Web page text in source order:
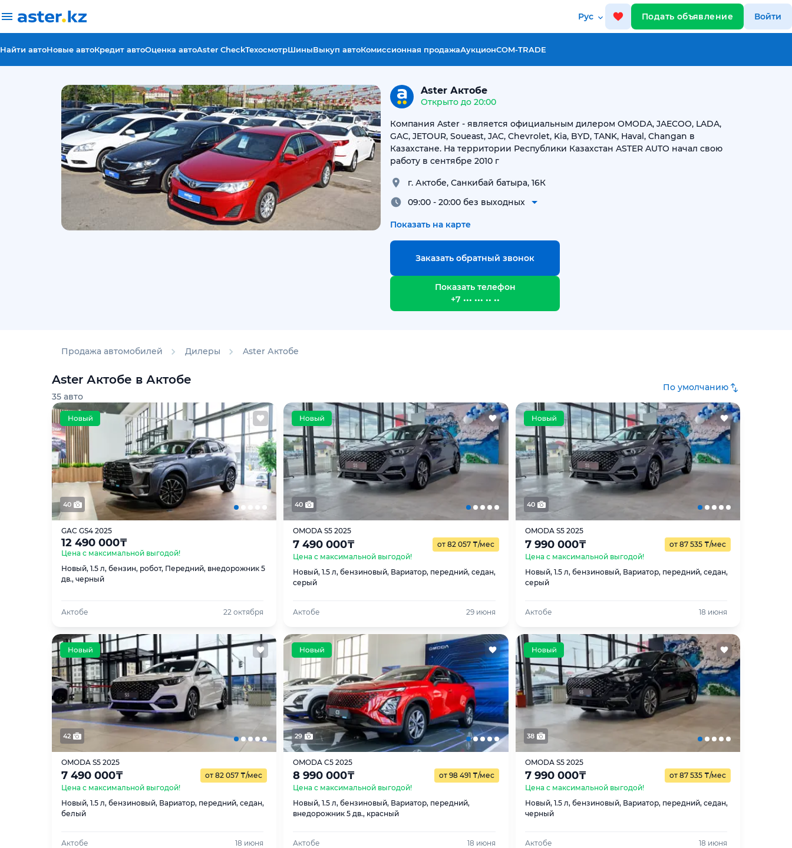
Рус Подать объявление Войти
Найти автоНовые автоКредит автоОценка автоAster CheckТехосмотрШиныВыкуп автоКомиссионная продажаАукционCOM-TRADE
Aster Актобе
Открыто до 20:00
Компания Aster - является официальным дилером OMODA, JAECOO, LADA,
GAC, JETOUR, Soueast, JAC, Chevrolet, Kia, BYD, TANK, Haval, Changan в
Казахстане. На территории Республики Казахстан ASTER AUTO начал свою
работу в сентябре 2010 г
г. Актобе, Санкибай батыра, 16К
09:00 - 20:00 без выходных
Показать на карте
Заказать обратный звонок
Показать телефон
+7 ••• ••• •• ••
Продажа автомобилей Дилеры Aster Актобе
Aster Актобе в Актобе
35 авто
По умолчанию
40
GAC GS4 2025
12 490 000₸
Цена с максимальной выгодой!
Новый, 1.5 л, бензин, робот, Передний, внедорожник 5
дв., черный
Актобе 22 октября
40
OMODA S5 2025
7 490 000₸ от 82 057 ₸/мес
Цена с максимальной выгодой!
Новый, 1.5 л, бензиновый, Вариатор, передний, седан,
серый
Актобе 29 июня
40
OMODA S5 2025
7 990 000₸ от 87 535 ₸/мес
Цена с максимальной выгодой!
Новый, 1.5 л, бензиновый, Вариатор, передний, седан,
серый
Актобе 18 июня
42
OMODA S5 2025
7 490 000₸ от 82 057 ₸/мес
Цена с максимальной выгодой!
Новый, 1.5 л, бензиновый, Вариатор, передний, седан,
белый
Актобе 18 июня
29
OMODA C5 2025
8 990 000₸ от 98 491 ₸/мес
Цена с максимальной выгодой!
Новый, 1.5 л, бензиновый, Вариатор, передний,
внедорожник 5 дв., красный
Актобе 18 июня
38
OMODA S5 2025
7 990 000₸ от 87 535 ₸/мес
Цена с максимальной выгодой!
Новый, 1.5 л, бензиновый, Вариатор, передний, седан,
черный
Актобе 18 июня